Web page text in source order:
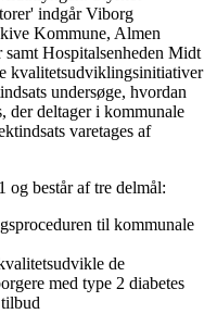
indgår Viborg
Kommune, Almen
Hospitalsenheden Midt
kvalitetsudviklingsinitiativer
undersøge, hvordan
der deltager i kommunale
varetages af
og består af tre delmål:
til kommunale
de
med type 2 diabetes